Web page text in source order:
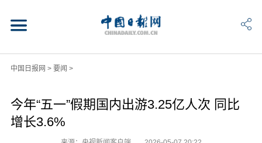
中国日报网 > 要闻 >
今年“五一”假期国内出游3.25亿人次 同比
增长3.6%